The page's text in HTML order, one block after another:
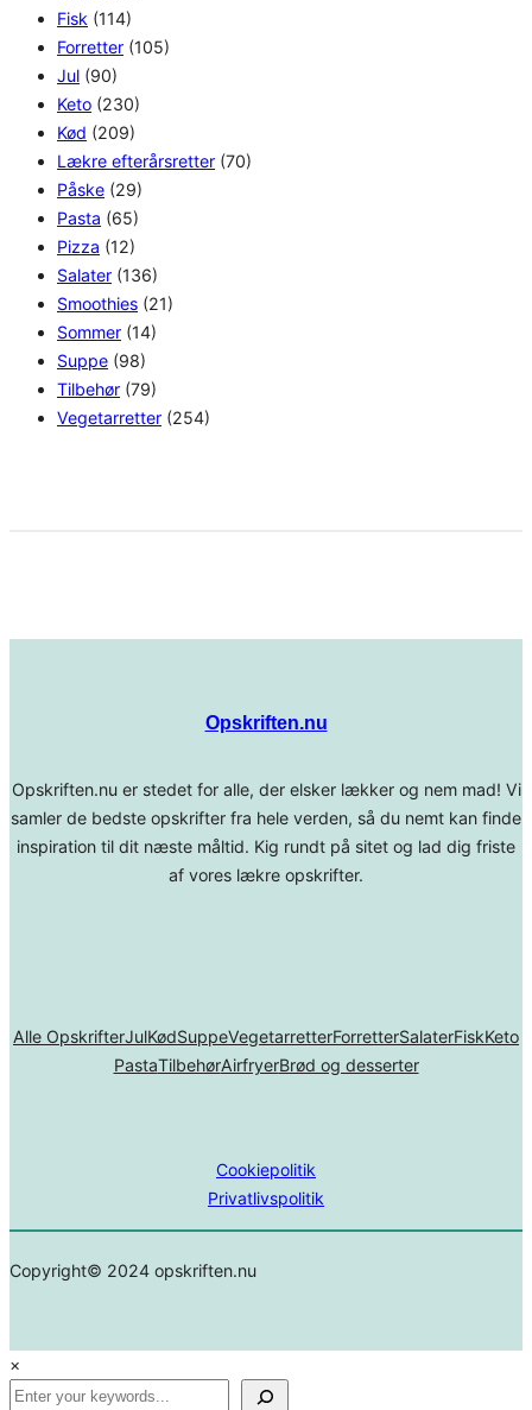
Fisk (114)
Forretter (105)
Jul (90)
Keto (230)
Kød (209)
Lækre efterårsretter (70)
Påske (29)
Pasta (65)
Pizza (12)
Salater (136)
Smoothies (21)
Sommer (14)
Suppe (98)
Tilbehør (79)
Vegetarretter (254)
Opskriften.nu
Opskriften.nu er stedet for alle, der elsker lækker og nem mad! Vi
samler de bedste opskrifter fra hele verden, så du nemt kan finde
inspiration til dit næste måltid. Kig rundt på sitet og lad dig friste
af vores lækre opskrifter.
Alle OpskrifterJulKødSuppeVegetarretterForretterSalaterFiskKeto
PastaTilbehørAirfryerBrød og desserter
Cookiepolitik
Privatlivspolitik
Copyright© 2024 opskriften.nu
×
Search